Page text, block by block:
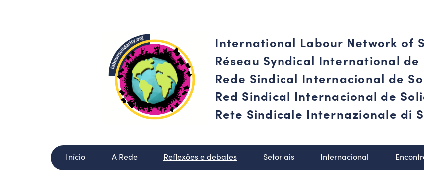
International Labour Network of
Réseau Syndical International
Rede Sindical Internacional de
Red Sindical Internacional de
Rete Sindicale Internazionale di
Início A Rede Reflexões e debates Setoriais Internacional